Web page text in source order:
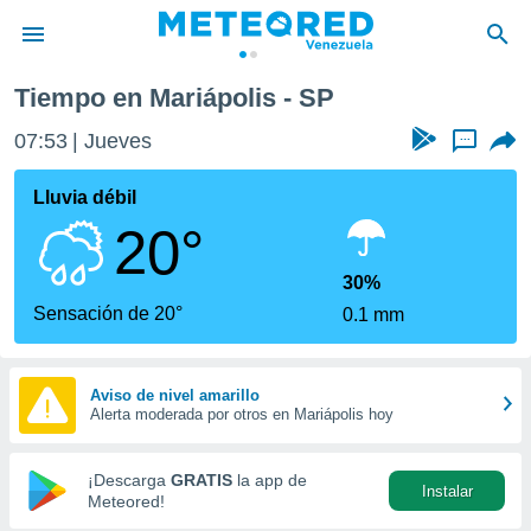
de
ha
para
que se
calidad.
a este
las
y
forma
digital
basada
Tiempo en Mariápolis - SP
07:53 Jueves ...
Lluvia débil
20°
Sensación de 20°
30%
0.1 mm
Aviso de nivel amarillo
Alerta moderada por otros en Mariápolis hoy
¡Descarga GRATIS la app de
Meteored!
Instalar